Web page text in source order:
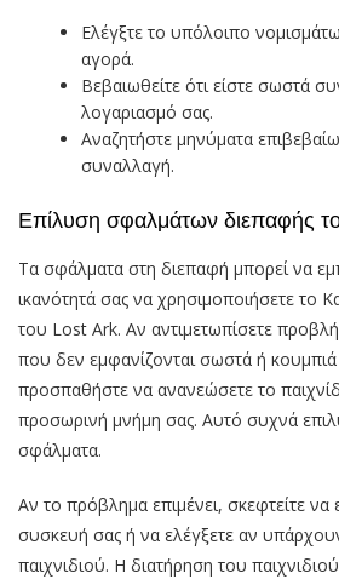
Ελέγξτε το υπόλοιπο
αγορά.
Βεβαιωθείτε ότι είστε σωστά
λογαριασμό σας.
Αναζητήστε μηνύματα
συναλλαγή.
Επίλυση σφαλμάτων διεπαφής
Τα σφάλματα στη διεπαφή μπορεί να
ικανότητά σας να χρησιμοποιήσετε το
του Lost Ark. Αν αντιμετωπίσετε
που δεν εμφανίζονται σωστά ή
προσπαθήστε να ανανεώσετε το
προσωρινή μνήμη σας. Αυτό συχνά
σφάλματα.
Αν το πρόβλημα επιμένει, σκεφτείτε να
συσκευή σας ή να ελέγξετε αν
παιχνιδιού. Η διατήρηση του